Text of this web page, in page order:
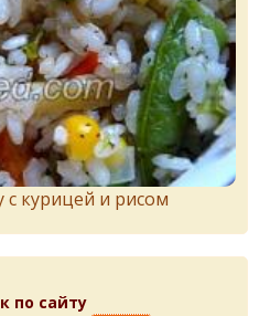
курицей и рисом
по сайту